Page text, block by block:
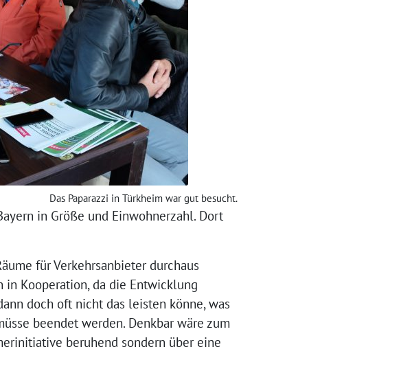
Das Paparazzi in Türkheim war gut besucht.
in Größe und Einwohnerzahl. Dort
für Verkehrsanbieter durchaus
Kooperation, da die Entwicklung
doch oft nicht das leisten könne, was
beendet werden. Denkbar wäre zum
beruhend sondern über eine